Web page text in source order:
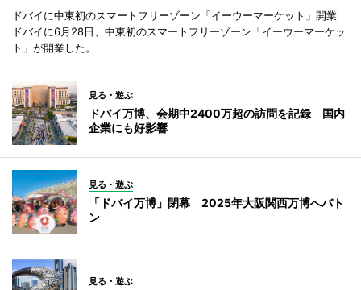
ドバイに中東初のスマートフリーゾーン「イーウーマーケット」開業
ドバイに6月28日、中東初のスマートフリーゾーン「イーウーマーケッ
ト」が開業した。
見る・遊ぶ
ドバイ万博、会期中2400万超の訪問を記録 国内
企業にも好影響
見る・遊ぶ
「ドバイ万博」閉幕 2025年大阪関西万博へバト
ン
見る・遊ぶ